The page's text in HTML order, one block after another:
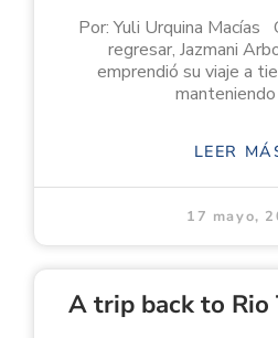
Por: Yuli Urquina Macías
regresar, Jazmani
emprendió su viaje a
LEER
17 mayo,
A trip back to Rio